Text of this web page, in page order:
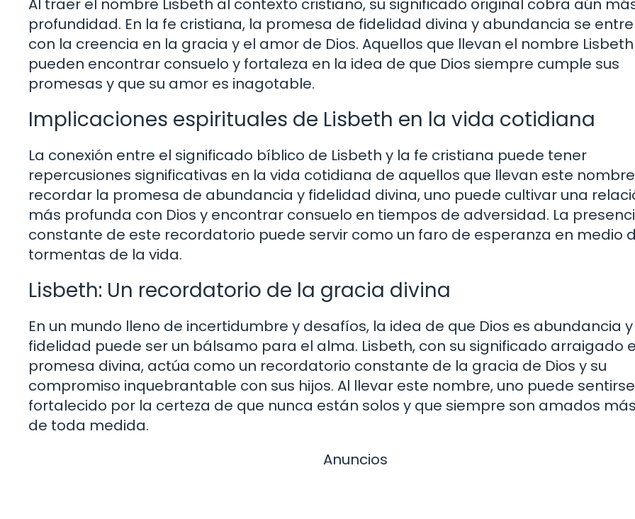
Al traer el nombre Lisbeth al contexto cristiano, su significado original cobra aún
profundidad. En la fe cristiana, la promesa de fidelidad divina y abundancia se
con la creencia en la gracia y el amor de Dios. Aquellos que llevan el nombre Lisbeth
pueden encontrar consuelo y fortaleza en la idea de que Dios siempre cumple sus
promesas y que su amor es inagotable.
Implicaciones espirituales de Lisbeth en la vida cotidiana
La conexión entre el significado bíblico de Lisbeth y la fe cristiana puede tener
repercusiones significativas en la vida cotidiana de aquellos que llevan este
recordar la promesa de abundancia y fidelidad divina, uno puede cultivar una
más profunda con Dios y encontrar consuelo en tiempos de adversidad. La
constante de este recordatorio puede servir como un faro de esperanza en medio
tormentas de la vida.
Lisbeth: Un recordatorio de la gracia divina
En un mundo lleno de incertidumbre y desafíos, la idea de que Dios es abundancia y
fidelidad puede ser un bálsamo para el alma. Lisbeth, con su significado arraigado
promesa divina, actúa como un recordatorio constante de la gracia de Dios y su
compromiso inquebrantable con sus hijos. Al llevar este nombre, uno puede sentirse
fortalecido por la certeza de que nunca están solos y que siempre son amados
de toda medida.
Anuncios